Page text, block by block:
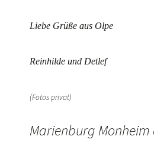
Liebe Grüße aus Olpe
Reinhilde und Detlef
(Fotos privat)
Marienburg Monheim